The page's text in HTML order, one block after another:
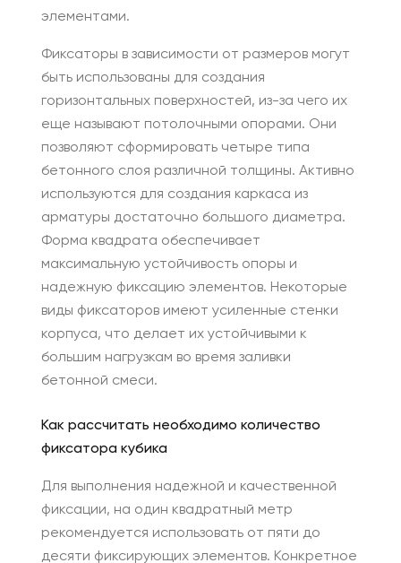
элементами.
Фиксаторы в зависимости от размеров могут
быть использованы для создания
горизонтальных поверхностей, из-за чего их
еще называют потолочными опорами. Они
позволяют сформировать четыре типа
бетонного слоя различной толщины. Активно
используются для создания каркаса из
арматуры достаточно большого диаметра.
Форма квадрата обеспечивает
максимальную устойчивость опоры и
надежную фиксацию элементов. Некоторые
виды фиксаторов имеют усиленные стенки
корпуса, что делает их устойчивыми к
большим нагрузкам во время заливки
бетонной смеси.
Как рассчитать необходимо количество
фиксатора кубика
Для выполнения надежной и качественной
фиксации, на один квадратный метр
рекомендуется использовать от пяти до
десяти фиксирующих элементов. Конкретное